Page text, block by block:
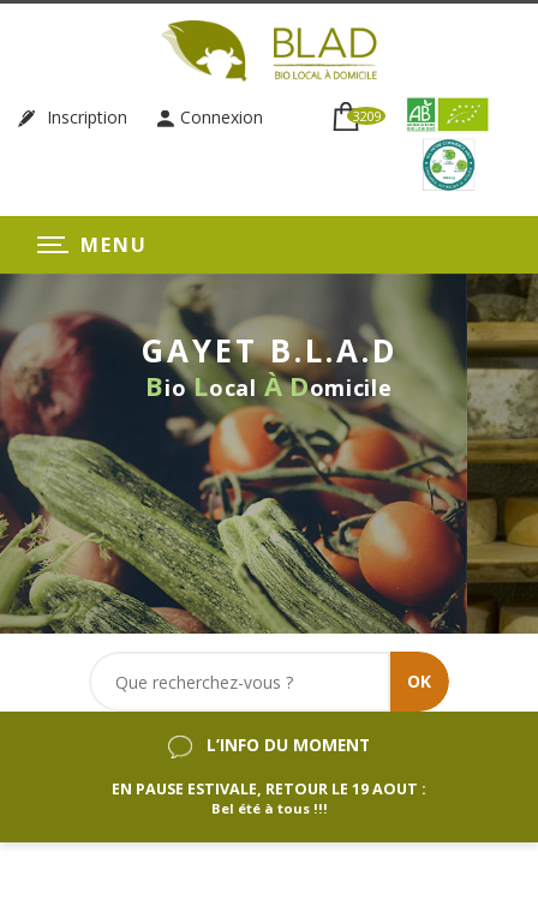
Inscription Connexion 3209
MENU
GAYET B.L.A.D
BioLocal ÀDomicile
LIVRAISON HEBDOMADAIRE
SANS ENGAGEMENT
OK
L’INFO DU MOMENT
EN PAUSE ESTIVALE, RETOUR LE 19 AOUT :
Bel été à tous !!!